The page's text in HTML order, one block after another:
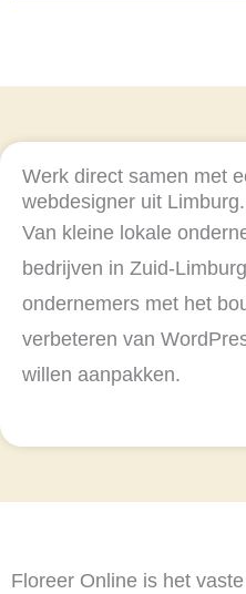
Werk direct samen met
webdesigner uit Limburg.
Van kleine lokale
bedrijven in Zuid-
ondernemers met het
verbeteren van
willen aanpakken.
Floreer Online is het